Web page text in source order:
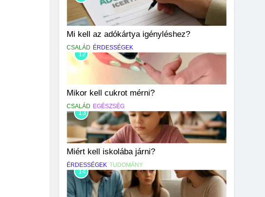
Mi kell az adókártya igényléshez?
CSALÁD ÉRDESSÉGEK
12
Mikor kell cukrot mérni?
CSALÁD EGÉSZSÉG
13
Miért kell iskolába járni?
ÉRDESSÉGEK TUDOMÁNY
14